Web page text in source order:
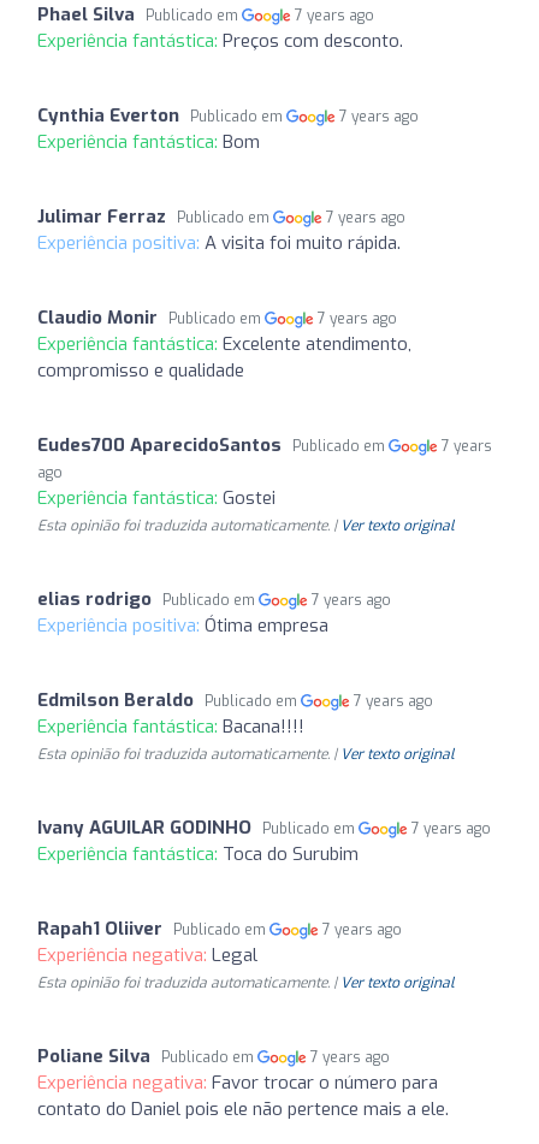
Phael Silva Publicado em 7 years ago
Experiência fantástica: Preços com desconto.
Cynthia Everton Publicado em 7 years ago
Experiência fantástica: Bom
Julimar Ferraz Publicado em 7 years ago
Experiência positiva: A visita foi muito rápida.
Claudio Monir Publicado em 7 years ago
Experiência fantástica: Excelente atendimento,
compromisso e qualidade
Eudes700 AparecidoSantos Publicado em
7 years
ago
Experiência fantástica: Gostei
Esta opinião foi traduzida automaticamente. | Ver texto original
elias rodrigo Publicado em 7 years ago
Experiência positiva: Ótima empresa
Edmilson Beraldo Publicado em 7 years ago
Experiência fantástica: Bacana!!!!
Esta opinião foi traduzida automaticamente. | Ver texto original
Ivany AGUILAR GODINHO Publicado em 7 years ago
Experiência fantástica: Toca do Surubim
Rapah1 Oliiver Publicado em 7 years ago
Experiência negativa: Legal
Esta opinião foi traduzida automaticamente. | Ver texto original
Poliane Silva Publicado em 7 years ago
Experiência negativa: Favor trocar o número para
contato do Daniel pois ele não pertence mais a ele.